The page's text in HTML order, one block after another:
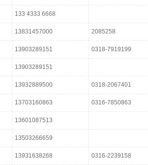
133 4333 6668
13831457000 2085258
13903289151 0318-7919199
13903289151
13932889500 0318-2067401
13703160863 0316-7850863
13601087513
13503266659
13931638268 0316-2239158